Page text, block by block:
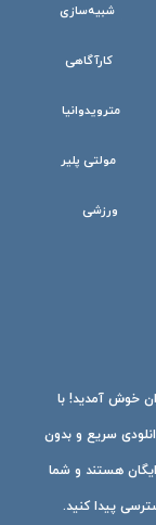
شبیه‌سازی
کارآگاهی
مترویدوانیا
مولتی پلیر
ورزشی
خوش آمدید! با
سریع و بدون
هستند و شما
پیدا کنید.